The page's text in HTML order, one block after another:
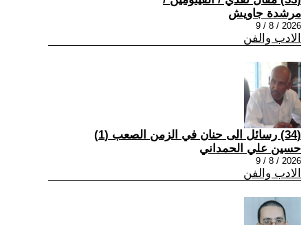
مرشدة جاويش
2026 / 8 / 9
الادب والفن
(34) رسائل الى حنان في الزمن الصعب (1)
حسين علي الحمداني
2026 / 8 / 9
الادب والفن